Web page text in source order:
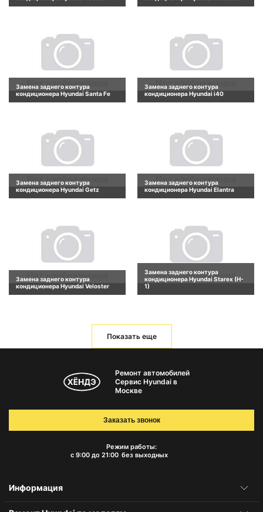
Замена заднего контура
кондиционера Hyundai Santa Fe
Замена заднего контура
кондиционера Hyundai i40
Замена заднего контура
кондиционера Hyundai Getz
Замена заднего контура
кондиционера Hyundai Elantra
Замена заднего контура
кондиционера Hyundai Veloster
Замена заднего контура
кондиционера Hyundai Starex (H-
1)
Показать еще
Ремонт автомобилей
Сервис Hyundai в
Москве
Режим работы:
с 9:00 до 21:00 без выходных
Заказать звонок
Информация